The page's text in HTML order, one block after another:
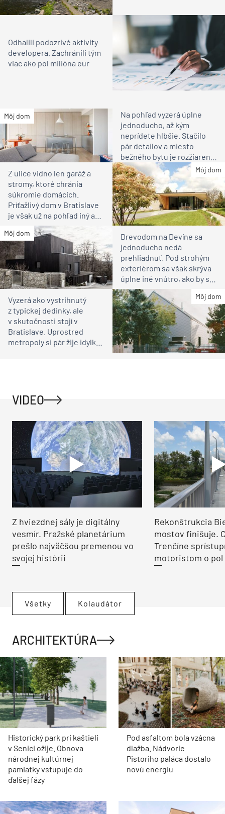
Odhalili podozrivé aktivity
developera. Zachránili tým
viac ako pol milióna eur
Môj dom
Na pohľad vyzerá úplne
jednoducho, až kým
neprídete hlbšie. Stačilo
pár detailov a miesto
bežného bytu je rozžiarené
bývanie pre rodinu
Môj dom
Z ulice vidno len garáž a
stromy, ktoré chránia
súkromie domácich.
Príťažlivý dom v Bratislave
je však už na pohľad iný ako
susedia
Môj dom
Drevodom na Devíne sa
jednoducho nedá
prehliadnuť. Pod strohým
exteriérom sa však skrýva
úplne iné vnútro, ako by ste
čakali
Môj dom
Vyzerá ako vystrihnutý
z typickej dedinky, ale
v skutočnosti stojí v
Bratislave. Uprostred
metropoly si pár žije idylku
VIDEO
Z hviezdnej sály je digitálny
vesmír. Pražské planetárium
prešlo najväčšou premenou vo
svojej histórii
Rekonštrukcia
mostov finišuje.
Trenčíne
motoristom o pol
Všetky Kolaudátor
ARCHITEKTÚRA
Historický park pri kaštieli
v Senici ožije. Obnova
národnej kultúrnej
pamiatky vstupuje do
ďalšej fázy
Pod asfaltom bola vzácna
dlažba. Nádvorie
Pistoriho paláca dostalo
novú energiu